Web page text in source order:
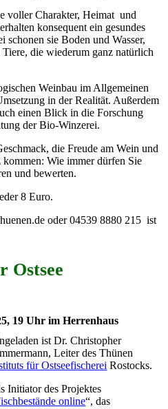
voller Charakter, Heimat und
konsequent ein gesundes
schonen sie Boden und Wasser,
die wiederum ganz natürlich
Weinbau im Allgemeinen
in der Realität. Außerdem
einen Blick in die Forschung
der Bio-Winzerei.
die Freude am Wein und
Wie immer dürfen Sie
und bewerten.
8 Euro.
oder 04539 8880 215 ist
Ostsee
19 Uhr im Herrenhaus
ist Dr. Christopher
Leiter des Thünen
für Ostseefischerei Rostocks.
Initiator des Projektes
online“, das